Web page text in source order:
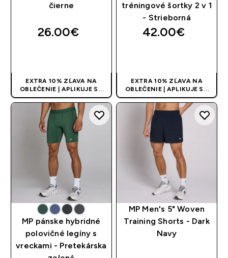
čierne
26.00€‎
EXTRA 10% ZĽAVA NA
OBLEČENIE | APLIKUJE SA
AUTOMATICKY PRI KÚPE 3
KS
tréningové šortky 2 v 1
- Strieborná
42.00€‎
EXTRA 10% ZĽAVA NA
OBLEČENIE | APLIKUJE SA
AUTOMATICKY PRI KÚPE 3
KS
MP pánske hybridné
polovičné legíny s
vreckami - Pretekárska
MP Men's 5" Woven
Training Shorts - Dark
Navy